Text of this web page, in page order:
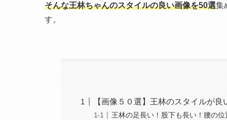
そんな王林ちゃんのスタイルの良い画像を50選集
す。
【画像５０選】王林のスタイルが良
王林の足長い！股下も長い！腰の